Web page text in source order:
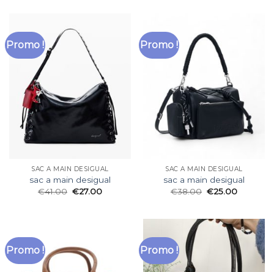
Promo !
SAC A MAIN DESIGUAL
sac a main desigual
€41.00 €27.00
Promo !
SAC A MAIN DESIGUAL
sac a main desigual
€38.00 €25.00
Promo ! Promo !